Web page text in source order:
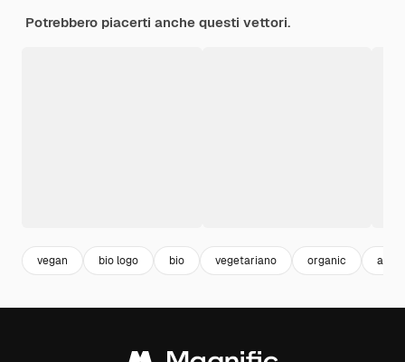
Potrebbero piacerti anche questi vettori.
vegan bio logo bio vegetariano organic art